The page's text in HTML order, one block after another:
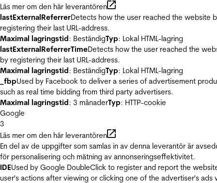
Läs mer om den här leverantören
lastExternalReferrerDetects how the user reached the website
registering their last URL-address.
Maximal lagringstid: BeständigTyp: Lokal HTML-lagring
lastExternalReferrerTimeDetects how the user reached the
by registering their last URL-address.
Maximal lagringstid: BeständigTyp: Lokal HTML-lagring
_fbpUsed by Facebook to deliver a series of advertisement
such as real time bidding from third party advertisers.
Maximal lagringstid: 3 månaderTyp: HTTP-cookie
Google
3
Läs mer om den här leverantören
En del av de uppgifter som samlas in av denna leverantör är
för personalisering och mätning av annonseringseffektivitet.
IDEUsed by Google DoubleClick to register and report the
user's actions after viewing or clicking one of the advertiser's ads